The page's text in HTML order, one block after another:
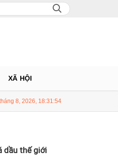
XÃ HỘI
của Bamboo Airways nhìn từ
8, 2026, 18:31:55
dầu thế giới